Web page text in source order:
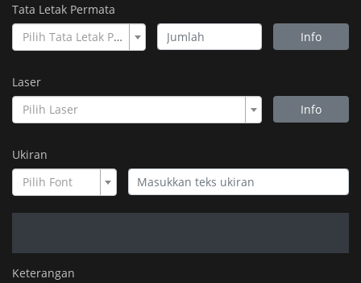
Tata Letak Permata
Pilih Tata Letak Permata
Info
Laser
Pilih Laser
Info
Ukiran
Pilih Font
Keterangan